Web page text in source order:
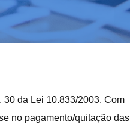
30 da Lei 10.833/2003. Com
no pagamento/quitação das